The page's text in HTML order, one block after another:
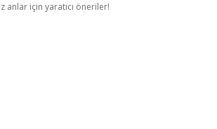
anlar için yaratıcı öneriler!